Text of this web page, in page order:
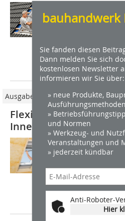
bauhandwerk
Sie fanden diesen
Dann melden Sie sich
kostenlosen Newsletter
informieren wir Sie über:
» neue Produkte,
Ausführungsmethoden
»
und Normen
» Werkzeug- und
Veranstaltungen und
» jederzeit kündbar
Anti-Roboter-
Hier
Velux hat das
Anschlussschürze
wird im
bei der
dem Fenster
Ausgabe 09/2013
Flexible Montage
Innenfutter für
Zu den
Velux gibt es in
Handwerker viel
des Fensters in